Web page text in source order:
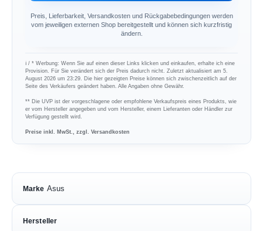
Preis, Lieferbarkeit, Versandkosten und Rückgabebedingungen werden
vom jeweiligen externen Shop bereitgestellt und können sich kurzfristig
ändern.
ℹ︎ / * Werbung: Wenn Sie auf einen dieser Links klicken und einkaufen, erhalte ich eine
Provision. Für Sie verändert sich der Preis dadurch nicht. Zuletzt aktualisiert am 5.
August 2026 um 23:29. Die hier gezeigten Preise können sich zwischenzeitlich auf der
Seite des Verkäufers geändert haben. Alle Angaben ohne Gewähr.
** Die UVP ist der vorgeschlagene oder empfohlene Verkaufspreis eines Produkts, wie
er vom Hersteller angegeben und vom Hersteller, einem Lieferanten oder Händler zur
Verfügung gestellt wird.
Preise inkl. MwSt., zzgl. Versandkosten
Marke Asus
Hersteller